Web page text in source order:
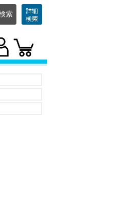
詳細
検索